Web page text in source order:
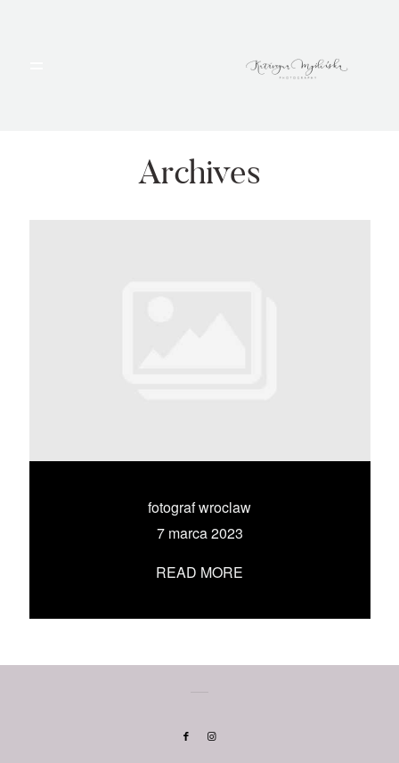
Archives
fotograf wroclaw
7 marca 2023
READ MORE
PORTFOLIO
UMÓW SIĘ ZE MNĄ →